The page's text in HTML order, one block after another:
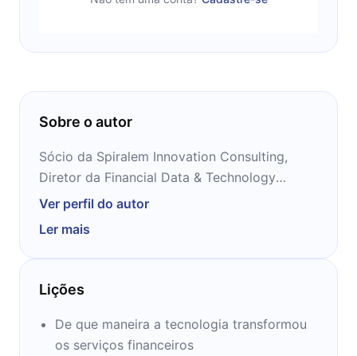
Sobre o autor
Sócio da Spiralem Innovation Consulting,
Diretor da Financial Data & Technology
Association (FDATA) para a América Latina, é
professor de inovação voltada ao mercado
financeiro.
Ver perfil do autor
Ler mais
Lições
De que maneira a tecnologia transformou
os serviços financeiros